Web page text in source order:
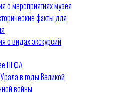
о мероприятиях музея
факты для
о видах экскурсий
ПГФА
в годы Великой
войны